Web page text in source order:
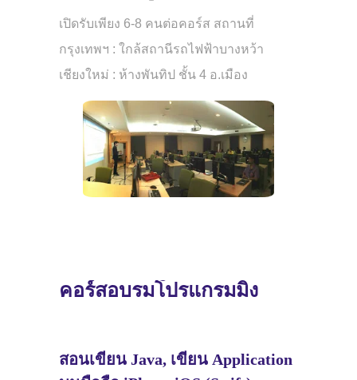
เปิดรับเพียง 6-8 คนต่อคอร์ส สถานที่
กรุงเทพฯ : ใกล้สถานีรถไฟฟ้าบางหว้า
เชียงใหม่ : ห้างพันทิป ชั้น 4 อ.เมือง
คอร์สอบรมโปรแกรมมิ่ง
สอนเขียน Java, เขียน Application